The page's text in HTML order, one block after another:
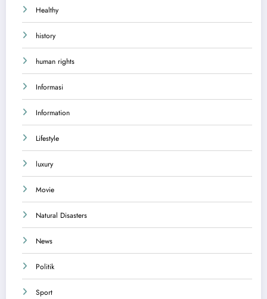
Healthy
history
human rights
Informasi
Information
Lifestyle
luxury
Movie
Natural Disasters
News
Politik
Sport